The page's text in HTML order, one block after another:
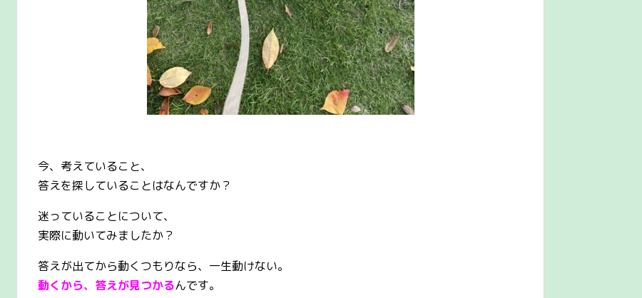
今、考えていること、
答えを探していることはなんですか？
迷っていることについて、
実際に動いてみましたか？
答えが出てから動くつもりなら、一生動けない。
動くから、答えが見つかるんです。